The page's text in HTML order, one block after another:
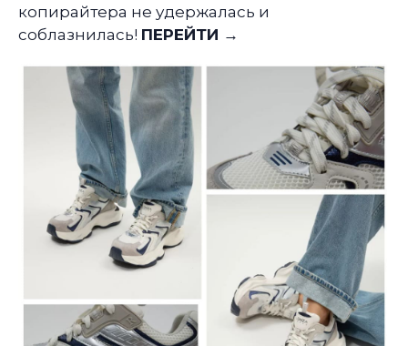
копирайтера не удержалась и
соблазнилась! ПЕРЕЙТИ →